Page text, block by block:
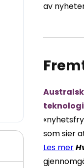
av
som sier
Les mer